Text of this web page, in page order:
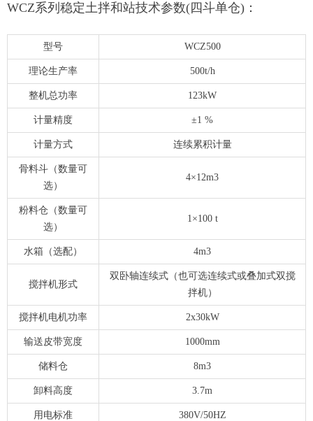
WCZ系列稳定土拌和站技术参数(四斗单仓)：
型号 WCZ500
理论生产率 500t/h
整机总功率 123kW
计量精度 ±1 %
计量方式 连续累积计量
骨料斗（数量可
选）
4×12m3
粉料仓（数量可
选）
1×100 t
水箱（选配） 4m3
搅拌机形式
双卧轴连续式（也可选连续式或叠加式双搅
拌机）
搅拌机电机功率 2x30kW
输送皮带宽度 1000mm
储料仓 8m3
卸料高度 3.7m
用电标准 380V/50HZ